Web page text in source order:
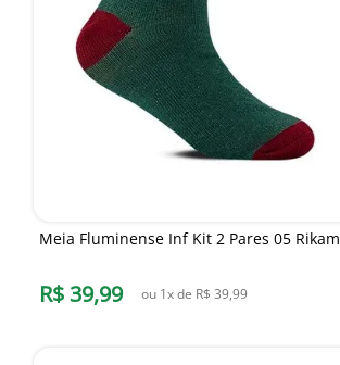
Meia Fluminense Inf Kit 2 Pares 05 Rikam
R$ 39,99 ou 1x de R$ 39,99